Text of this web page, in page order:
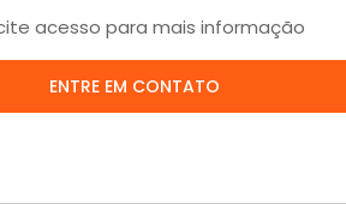
acesso para mais informação
ENTRE EM CONTATO